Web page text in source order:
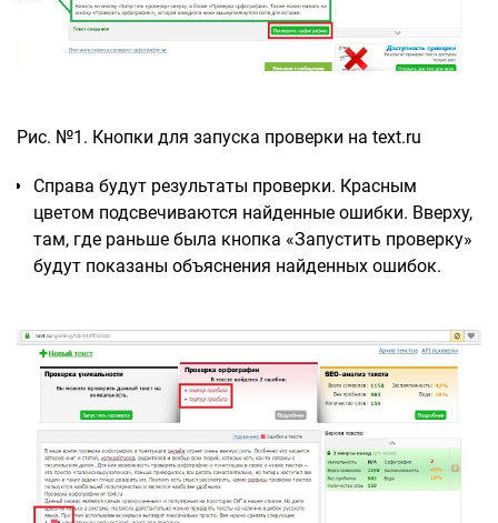
Рис. №1. Кнопки для запуска проверки на text.ru
Справа будут результаты проверки. Красным
цветом подсвечиваются найденные ошибки. Вверху,
там, где раньше была кнопка «Запустить проверку»
будут показаны объяснения найденных ошибок.